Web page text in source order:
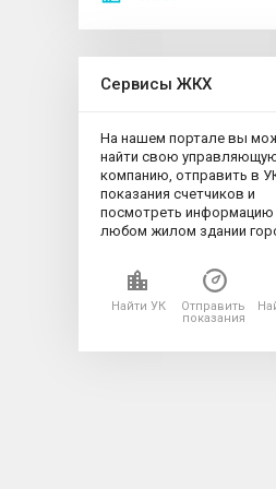
Сервисы ЖКХ
На нашем портале вы
найти свою
компанию, отправить в
показания счетчиков и
посмотреть информацию
любом жилом здании
Найти УК
Отправить
показания